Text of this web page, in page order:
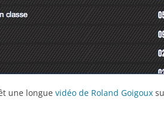
une longue vidéo de Roland Goigoux